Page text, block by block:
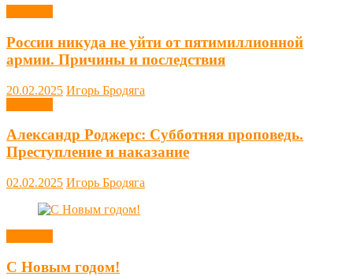
России никуда не уйти от пятимиллионной
армии. Причины и последствия
20.02.2025 Игорь Бродяга
Александр Роджерс: Субботняя проповедь.
Преступление и наказание
02.02.2025 Игорь Бродяга
С Новым годом!